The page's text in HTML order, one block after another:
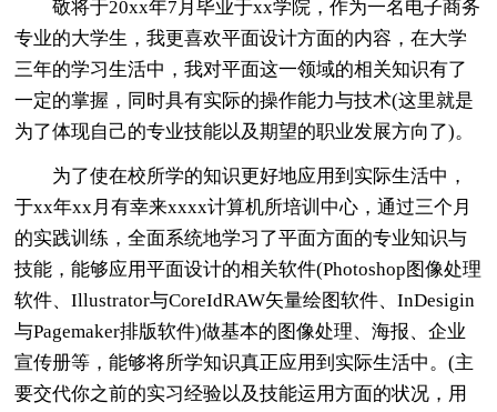
敬将于20xx年7月毕业于xx学院，作为一名电子商务
专业的大学生，我更喜欢平面设计方面的内容，在大学
三年的学习生活中，我对平面这一领域的相关知识有了
一定的掌握，同时具有实际的操作能力与技术(这里就是
为了体现自己的专业技能以及期望的职业发展方向了)。
为了使在校所学的知识更好地应用到实际生活中，
于xx年xx月有幸来xxxx计算机所培训中心，通过三个月
的实践训练，全面系统地学习了平面方面的专业知识与
技能，能够应用平面设计的相关软件(Photoshop图像处理
软件、Illustrator与CoreIdRAW矢量绘图软件、InDesigin
与Pagemaker排版软件)做基本的图像处理、海报、企业
宣传册等，能够将所学知识真正应用到实际生活中。(主
要交代你之前的实习经验以及技能运用方面的状况，用